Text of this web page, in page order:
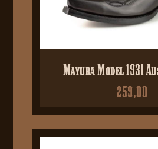
Mayura Model 1931
259,00